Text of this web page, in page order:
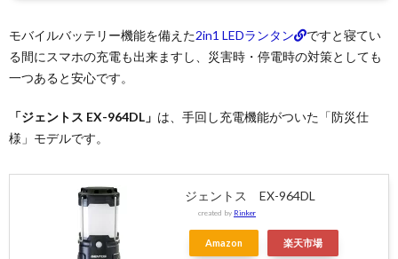
モバイルバッテリー機能を備えた2in1 LEDランタン
ですと寝てい
る間にスマホの充電も出来ますし、災害時・停電時の対策としても
一つあると安心です。
「ジェントス EX-964DL」 は、手回し充電機能がついた「防災仕
様」モデルです。
ジェントス EX-964DL
created by Rinker
Amazon 楽天市場